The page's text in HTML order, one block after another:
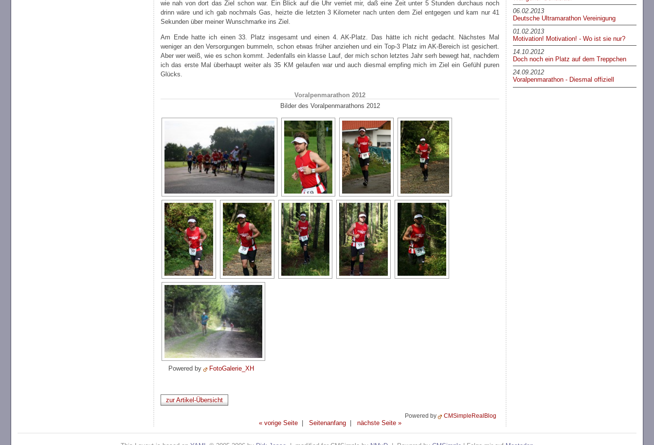
06.02.2013
Deutsche Ultramarathon Vereinigung
01.02.2013
Motivation! Motivation! - Wo ist sie nur?
14.10.2012
Doch noch ein Platz auf dem Treppchen
24.09.2012
Voralpenmarathon - Diesmal offiziell
wie nah von dort das Ziel schon war. Ein Blick auf die Uhr verriet mir, daß eine Zeit unter 5 Stunden durchaus noch
drinn wäre und ich gab nochmals Gas, heizte die letzten 3 Kilometer nach unten dem Ziel entgegen und kam nur 41
Sekunden über meiner Wunschmarke ins Ziel.
Am Ende hatte ich einen 33. Platz insgesamt und einen 4. AK-Platz. Das hätte ich nicht gedacht. Nächstes Mal
weniger an den Versorgungen bummeln, schon etwas früher anziehen und ein Top-3 Platz im AK-Bereich ist gesichert.
Aber wer weiß, wie es schon kommt. Jedenfalls ein klasse Lauf, der mich schon letztes Jahr serh bewegt hat, nachdem
ich das erste Mal überhaupt weiter als 35 KM gelaufen war und auch diesmal empfing mich im Ziel ein Gefühl puren
Glücks.
Voralpenmarathon 2012
Bilder des Voralpenmarathons 2012
Powered by FotoGalerie_XH
zur Artikel-Übersicht
Powered by CMSimpleRealBlog
« vorige Seite| Seitenanfang| nächste Seite »